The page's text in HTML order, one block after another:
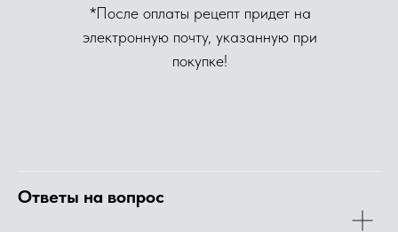
*После оплаты рецепт придет на
электронную почту, указанную при
покупке!
Ответы на вопрос